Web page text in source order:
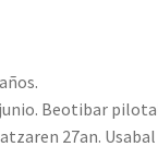
Beotibar
27an.